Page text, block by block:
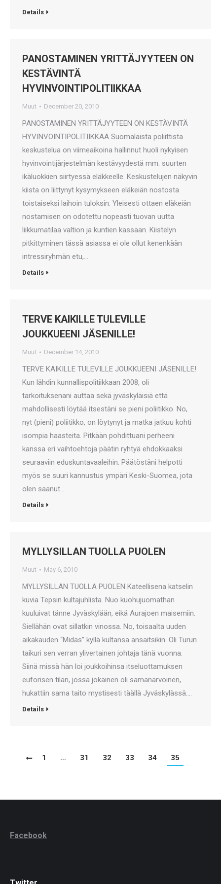
Details
PANOSTAMINEN YRITTÄJYYTEEN ON
KESTÄVINTÄ
HYVINVOINTIPOLITIIKKAA
Muut December 20, 2010
PANOSTAMINEN YRITTÄJYYTEEN ON KESTÄVINTÄ
HYVINVOINTIPOLITIIKKAA Suomalaista poliittista
keskustelua on viimeaikoina hallinnut huoli nykyisen
hyvinvointijärjestelmän kestävyydestä mm. suurten
ikäluokkien siirtyessä eläkkeelle. Keskustelujen näkyvin
kiista on liittynyt kysymykseen eläkeiän nostosta
toistaiseksi laihoin tuloksin. Yleisesti ottaen eläkeiän
nostamisen on odotettu nopeasti tuovan uutta
liikkumatilaa valtion ja kuntien kassaan. Kiistelyn
pitkittyminen tässä asiassa ei ole ollut kenenkään
intressiryhmän etu,…
Details
TERVE KAIKILLE TULEVILLE
JOUKKUEENI JÄSENILLE!
Muut December 14, 2010
TERVE KAIKILLE TULEVILLE JOUKKUEENI JÄSENILLE!
Kun lähdin kunnallispolitiikkaan 2008, oli
tarkoituksenani auttaa sekä jyväskyläisiä että
mahdollisesti löytää itsestäni se pieni poliitikko. No,
nyt (pieni) poliitikko, on löytynyt ja matka jatkuu kohti
isompia haasteita. Pitkään pohdittuani perheeni
kanssa eri vaihtoehtoja päätin ryhtyä ehdokkaaksi
seuraaviin eduskuntavaaleihin. Päätöstäni helpotti
myös se suuri kannustus ympäri Keski-Suomea, jota
olen saanut…
Details
MYLLYSILLAN TUOLLA PUOLEN
Muut May 6, 2010
MYLLYSILLAN TUOLLA PUOLEN Kateellisena katselin
kuvia Tepsin kultajuhlista. Nuo kuohujuomathan
kuuluivat tänne Jyväskylään, eikä Aurajoen maisemiin.
Siellähän ovat sillatkin vinossa. No, toisaalta uuden
aikakauden “Midas” kyllä kultansa ansaitsikin. Oli Turun
taikuri sen verran ylivertainen johtaja tänä vuonna.
Siinä missä hän loi joukkoihinsa itseluottamuksen
euforisen tilan, jossa jokainen oli samanarvoinen,
hukattiin sama taito mystisesti täällä Jyväskylässä.…
Details
1 … 31 32 33 34 35
Facebook